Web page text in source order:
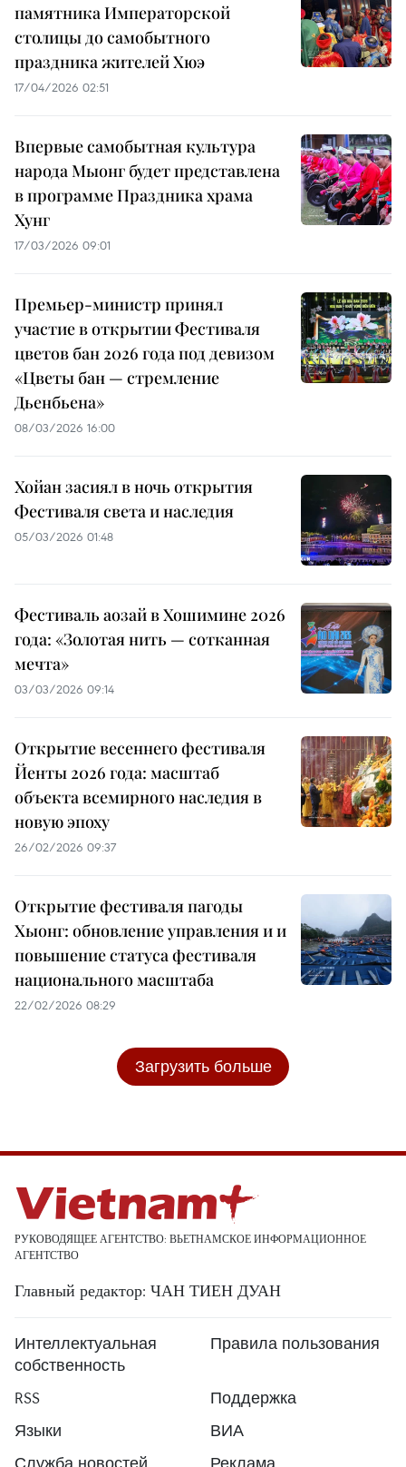
памятника Императорской
столицы до самобытного
праздника жителей Хюэ
17/04/2026 02:51
Впервые самобытная культура
народа Мыонг будет представлена
в программе Праздника храма
Хунг
17/03/2026 09:01
Премьер-министр принял
участие в открытии Фестиваля
цветов бан 2026 года под девизом
«Цветы бан — стремление
Дьенбьена»
08/03/2026 16:00
Хойан засиял в ночь открытия
Фестиваля света и наследия
05/03/2026 01:48
Фестиваль аозай в Хошимине 2026
года: «Золотая нить — сотканная
мечта»
03/03/2026 09:14
Открытие весеннего фестиваля
Йенты 2026 года: масштаб
объекта всемирного наследия в
новую эпоху
26/02/2026 09:37
Открытие фестиваля пагоды
Хыонг: обновление управления и и
повышение статуса фестиваля
национального масштаба
22/02/2026 08:29
Загрузить больше
РУКОВОДЯЩЕЕ АГЕНТСТВО: ВЬЕТНАМСКОЕ ИНФОРМАЦИОННОЕ
АГЕНТСТВО
Главный редактор: ЧАН ТИЕН ДУАН
Интеллектуальная
собственность
Правила пользования
RSS
Поддержка
Языки
ВИА
Служба новостей
Реклама